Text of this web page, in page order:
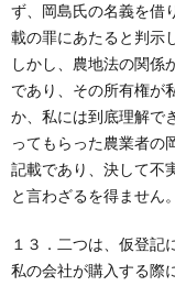
ず、岡島氏の名義を借
載の罪にあたると判示
しかし、農地法の関係
であり、その所有権が
か、私には到底理解で
ってもらった農業者の
記載であり、決して不
と言わざるを得ません。
１３．二つは、仮登記
私の会社が購入する際